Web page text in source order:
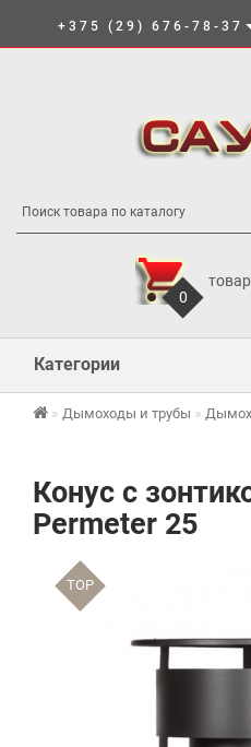
+375 (29) 676-78-37
0
Категории
Дымоходы и трубы
Конус с
Permeter 25
TOP